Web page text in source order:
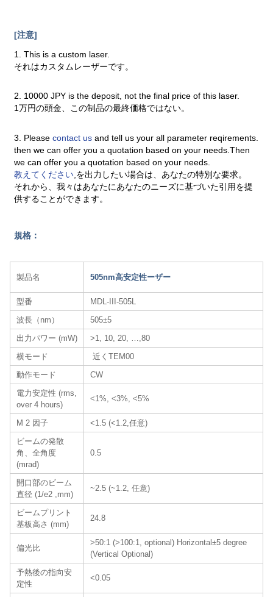
[注意]
1. This is a custom laser.
それはカスタムレーザーです。
2. 10000 JPY is the deposit, not the final price of this laser.
1万円の頭金、この制品の最終価格ではない。
3. Pleasecontact usand tell us your all parameter reqirements.
then we can offer you a quotation based on your needs.Then
we can offer you a quotation based on your needs.
教えてください ,を出力したい場合は、あなたの特別な要求。
それから、我々はあなたにあなたのニーズに基づいた引用を提
供することができます。
規格：
製品名 505nm高安定性ーザー
型番
MDL-III-505L
波長（nm）
505±5
出力パワー (mW)
>1, 10, 20, …,80
横モード
近くTEM00
動作モード
CW
電力安定性 (rms,
over 4 hours)
<1%, <3%, <5%
M 2 因子
<1.5 (<1.2,任意)
ビームの発散
角、全角度
(mrad)
0.5
開口部のビーム
直径 (1/e2 ,mm)
~2.5 (~1.2, 任意)
ビームプリント
基板高さ (mm)
24.8
偏光比
>50:1 (>100:1, optional) Horizontal±5 degree
(Vertical Optional)
予熱後の指向安
定性
<0.05